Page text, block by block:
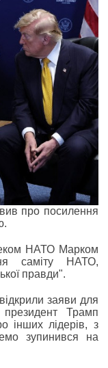
про посилення
НАТО Марком
саміту НАТО,
правди".
заяви для
Трамп
інших лідерів, з
зупинився на